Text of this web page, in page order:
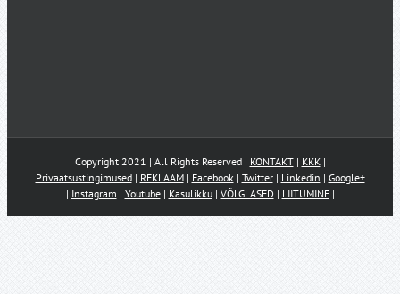
Copyright 2021 | All Rights Reserved | KONTAKT| KKK|
Privaatsustingimused| REKLAAM| Facebook| Twitter| Linkedin | Google+
| Instagram | Youtube| Kasulikku| VÕLGLASED | LIITUMINE|